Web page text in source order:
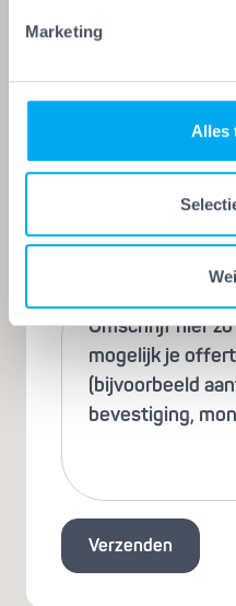
Marketing
Alles
Werkzaamheden
Schilderen
Behangen
Onderhoud
Verzenden